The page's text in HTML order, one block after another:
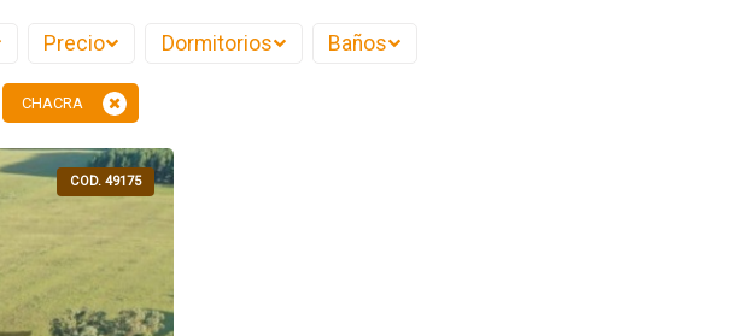
Precio Dormitorios Baños
CHACRA
COD. 49175